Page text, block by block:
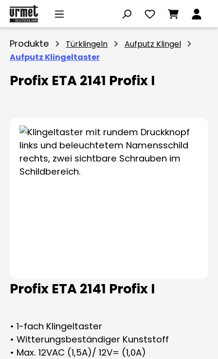
Zum Hauptinhalt springen
Produkte Türklingeln
Aufputz Klingel
Aufputz Klingeltaster
Profix ETA 2141 Profix I
Bildergalerie überspringen
Profix ETA 2141 Profix I
• 1-fach Klingeltaster
• Witterungsbeständiger Kunststoff
• Max. 12VAC (1,5A)/ 12V= (1,0A)